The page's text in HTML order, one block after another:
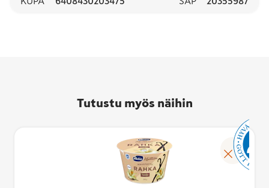
Tutustu myös näihin